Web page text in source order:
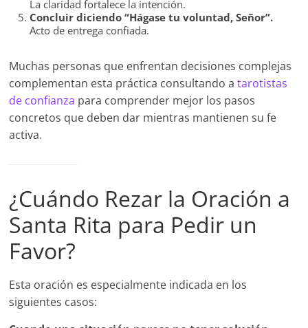
La claridad fortalece la intención.
Concluir diciendo “Hágase tu voluntad, Señor”.
Acto de entrega confiada.
Muchas personas que enfrentan decisiones complejas
complementan esta práctica consultando atarotistas
de confianza para comprender mejor los pasos
concretos que deben dar mientras mantienen su fe
activa.
¿Cuándo Rezar la Oración a
Santa Rita para Pedir un
Favor?
Esta oración es especialmente indicada en los
siguientes casos: